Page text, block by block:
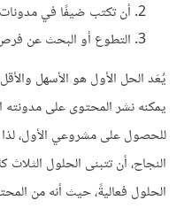
أن تكتب ضيفًا في
التطوع أو البحث عن
يُعَد الحل الأول هو الأسهل
يمكنه نشر المحتوى على مدونته
للحصول على مشروعي الأول،
النجاح، أن تتبنى الحلول الثلاث
الحلول فعاليةً، حيث أنه من